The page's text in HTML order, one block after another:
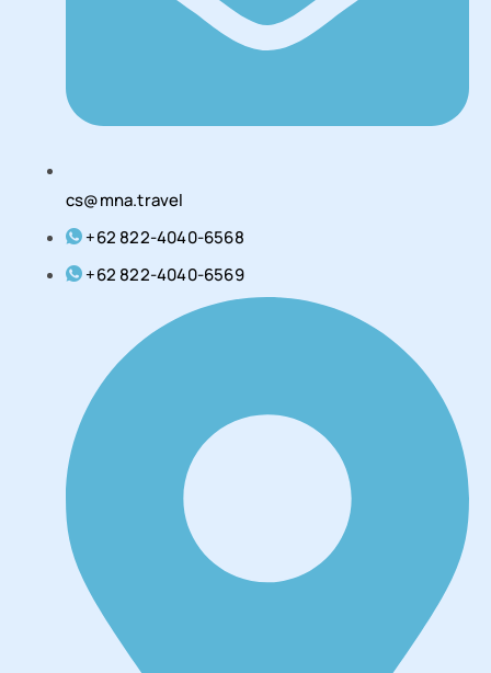
cs@mna.travel
+62 822-4040-6568
+62 822-4040-6569